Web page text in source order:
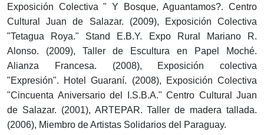
Exposición Colectiva " Y Bosque, Aguantamos?. Centro
Cultural Juan de Salazar. (2009), Exposición Colectiva
"Tetagua Roya." Stand E.B.Y. Expo Rural Mariano R.
Alonso. (2009), Taller de Escultura en Papel Moché.
Alianza Francesa. (2008), Exposición colectiva
"Expresión". Hotel Guaraní. (2008), Exposición Colectiva
"Cincuenta Aniversario del I.S.B.A." Centro Cultural Juan
de Salazar. (2001), ARTEPAR. Taller de madera tallada.
(2006), Miembro de Artistas Solidarios del Paraguay.